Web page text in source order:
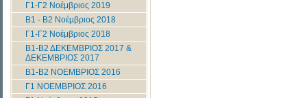
Γ1-Γ2 Νοέμβριος 2019
B1 - B2 Νοέμβριος 2018
Γ1-Γ2 Νοέμβριος 2018
Β1-Β2 ΔΕΚΕΜΒΡΙΟΣ 2017 &
ΔΕΚΕΜΒΡΙΟΣ 2017
Β1-Β2 ΝΟΕΜΒΡΙΟΣ 2016
Γ1 ΝΟΕΜΒΡΙΟΣ 2016